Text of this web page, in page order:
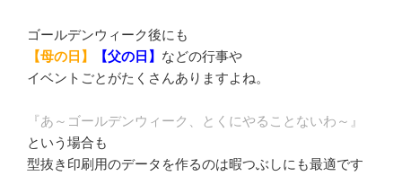
ゴールデンウィーク後にも
【母の日】
【父の日】 などの行事や
イベントごとがたくさんありますよね。
『あ～ゴールデンウィーク、とくにやることないわ～』
という場合も
型抜き印刷用のデータを作るのは暇つぶしにも最適です